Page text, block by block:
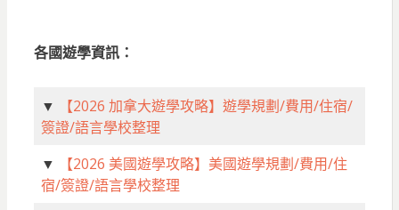
各國遊學資訊：
▼
【2026 加拿大遊學攻略】遊學規劃/費用/住宿/
簽證/語言學校整理
▼
【2026 美國遊學攻略】美國遊學規劃/費用/住
宿/簽證/語言學校整理